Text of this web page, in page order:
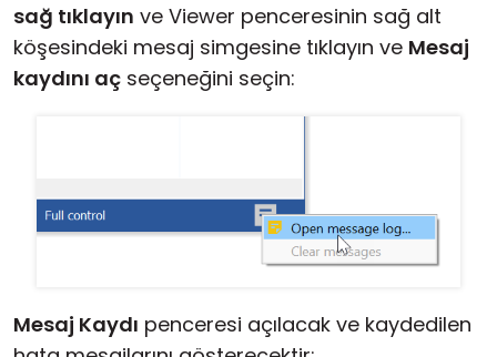
sağ tıklayın ve Viewer penceresinin sağ alt
köşesindeki mesaj simgesine tıklayın ve Mesaj
kaydını aç seçeneğini seçin:
Mesaj Kaydı penceresi açılacak ve kaydedilen
Active Directory Desteği
MSI Yapılandırması